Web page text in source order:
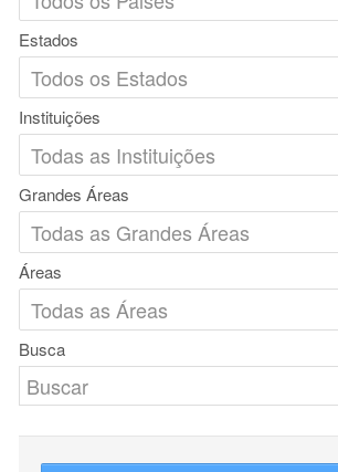
Estados
Instituições
Grandes Áreas
Áreas
Busca